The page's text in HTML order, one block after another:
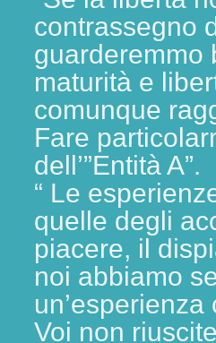
contrassegno
guarderemmo
maturità e
comunque
Fare
dell’”Entità A”.
“ Le
quelle degli
piacere, il
noi abbiamo
Voi non